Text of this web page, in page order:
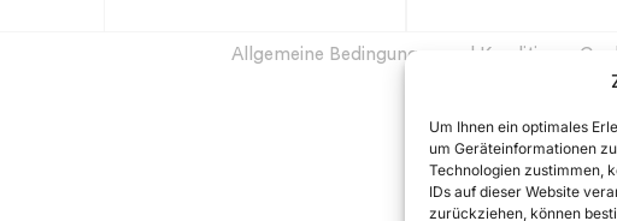
Um Ihnen ein optimales
um Geräteinformationen
Technologien zustimmen,
IDs auf dieser Website
zurückziehen, können
Allgemeine Bedingungen und Konditionen